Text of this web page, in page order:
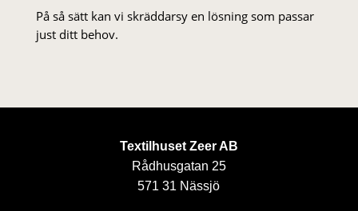
På så sätt kan vi skräddarsy en lösning som passar
just ditt behov.
Textilhuset Zeer AB
Rådhusgatan 25
571 31 Nässjö